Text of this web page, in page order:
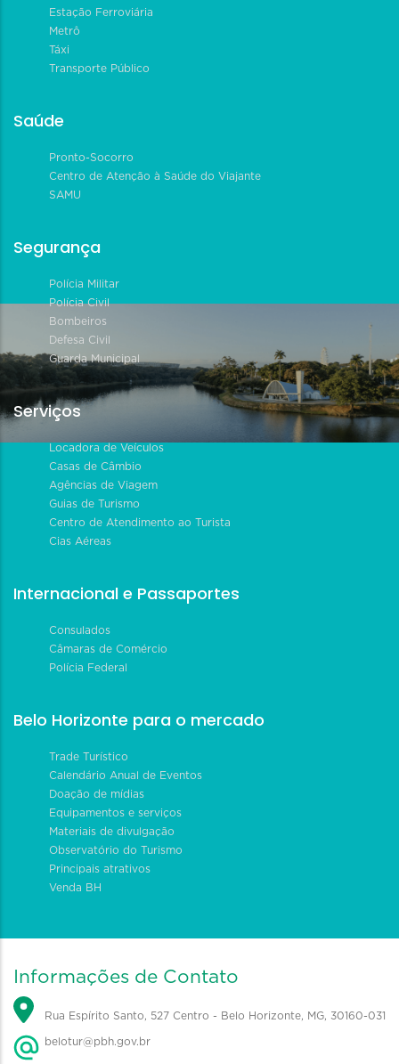
Estação Ferroviária
Metrô
Táxi
Transporte Público
Saúde
Pronto-Socorro
Centro de Atenção à Saúde do Viajante
SAMU
Segurança
Polícia Militar
Polícia Civil
Bombeiros
Defesa Civil
Guarda Municipal
Serviços
Locadora de Veículos
Casas de Câmbio
Agências de Viagem
Guias de Turismo
Centro de Atendimento ao Turista
Cias Aéreas
Internacional e Passaportes
Consulados
Câmaras de Comércio
Polícia Federal
Belo Horizonte para o mercado
Trade Turístico
Calendário Anual de Eventos
Doação de mídias
Equipamentos e serviços
Materiais de divulgação
Observatório do Turismo
Principais atrativos
Venda BH
Informações de Contato
Rua Espírito Santo, 527 Centro - Belo Horizonte, MG, 30160-031
belotur@pbh.gov.br